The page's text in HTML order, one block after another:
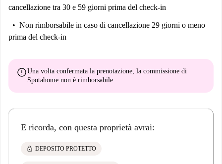
cancellazione tra 30 e 59 giorni prima del check-in
Non rimborsabile in caso di cancellazione 29 giorni o meno
prima del check-in
errorUna volta confermata la prenotazione, la commissione di
Spotahome non è rimborsabile
E ricorda, con questa proprietà avrai:
lock DEPOSITO PROTETTO